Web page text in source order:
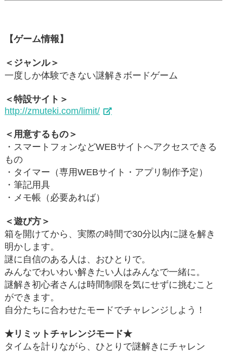
【ゲーム情報】
＜ジャンル＞
一度しか体験できない謎解きボードゲーム
＜特設サイト＞
http://zmuteki.com/limit/
＜用意するもの＞
・スマートフォンなどWEBサイトへアクセスできる
もの
・タイマー（専用WEBサイト・アプリ制作予定）
・筆記用具
・メモ帳（必要あれば）
＜遊び方＞
箱を開けてから、実際の時間で30分以内に謎を解き
明かします。
謎に自信のある人は、おひとりで。
みんなでわいわい解きたい人はみんなで一緒に。
謎解き初心者さんは時間制限を気にせずに挑むこと
ができます。
自分たちに合わせたモードでチャレンジしよう！
★リミットチャレンジモード★
タイムを計りながら、ひとりで謎解きにチャレン